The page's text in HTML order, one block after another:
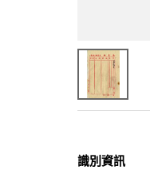
識別資訊